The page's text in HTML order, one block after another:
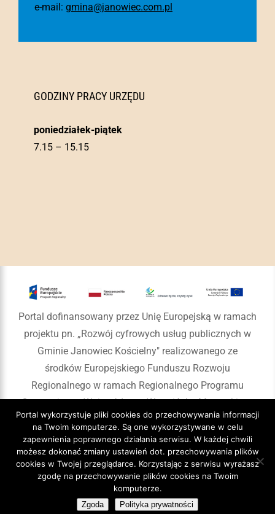
e-mail: gmina@janowiec.com.pl
GODZINY PRACY URZĘDU
poniedziałek-piątek
7.15 – 15.15
Portal dofinansowany przez Unię Europejską w ramach
projektu pn. „Rozwój cyfrowych usług publicznych w
Gminie Janowiec Kościelny" realizowanego ze
środków Europejskiego Funduszu Rozwoju
Regionalnego w ramach Regionalnego Programu
Operacyjnego Województwa Warmińsko-Mazurskiego
na lata 2014-2020
Copyright 2020 Gmina Janowiec Kościelny
Portal wykorzystuje pliki cookies do przechowywania informacji
na Twoim komputerze. Są one wykorzystywane w celu
zapewnienia poprawnego działania serwisu. W każdej chwili
możesz dokonać zmiany ustawień dot. przechowywania plików
cookies w Twojej przeglądarce. Korzystając z serwisu wyrażasz
zgodę na przechowywanie plików cookies na Twoim
komputerze.
Zgoda Polityka prywatności